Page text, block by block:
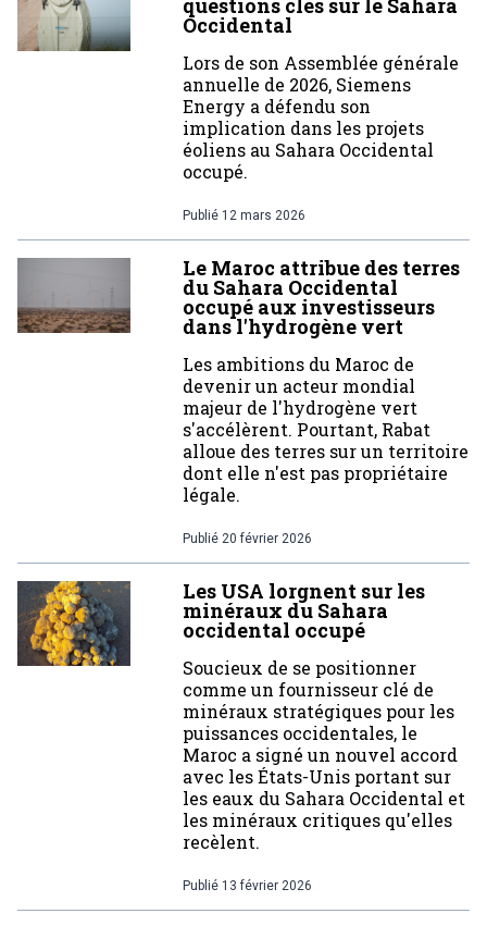
questions clés sur le Sahara
Occidental
Lors de son Assemblée générale
annuelle de 2026, Siemens
Energy a défendu son
implication dans les projets
éoliens au Sahara Occidental
occupé.
Publié 12 mars 2026
Le Maroc attribue des terres
du Sahara Occidental
occupé aux investisseurs
dans l'hydrogène vert
Les ambitions du Maroc de
devenir un acteur mondial
majeur de l'hydrogène vert
s'accélèrent. Pourtant, Rabat
alloue des terres sur un territoire
dont elle n'est pas propriétaire
légale.
Publié 20 février 2026
Les USA lorgnent sur les
minéraux du Sahara
occidental occupé
Soucieux de se positionner
comme un fournisseur clé de
minéraux stratégiques pour les
puissances occidentales, le
Maroc a signé un nouvel accord
avec les États-Unis portant sur
les eaux du Sahara Occidental et
les minéraux critiques qu'elles
recèlent.
Publié 13 février 2026